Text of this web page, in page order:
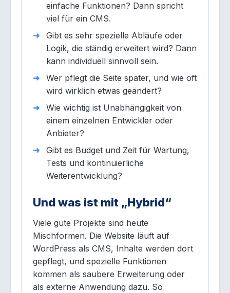
einfache Funktionen? Dann spricht
viel für ein CMS.
Gibt es sehr spezielle Abläufe oder
Logik, die ständig erweitert wird? Dann
kann individuell sinnvoll sein.
Wer pflegt die Seite später, und wie oft
wird wirklich etwas geändert?
Wie wichtig ist Unabhängigkeit von
einem einzelnen Entwickler oder
Anbieter?
Gibt es Budget und Zeit für Wartung,
Tests und kontinuierliche
Weiterentwicklung?
Und was ist mit „Hybrid“
Viele gute Projekte sind heute
Mischformen. Die Website läuft auf
WordPress als CMS, Inhalte werden dort
gepflegt, und spezielle Funktionen
kommen als saubere Erweiterung oder
als externe Anwendung dazu. So